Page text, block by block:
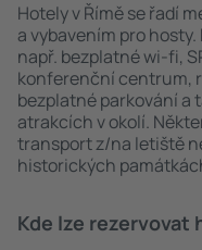
Hotely v Římě se řadí
a vybavením pro
např. bezplatné wi-fi,
konferenční centrum,
bezplatné parkování a
atrakcích v okolí.
transport z/na letiště
historických
Kde lze rezervovat